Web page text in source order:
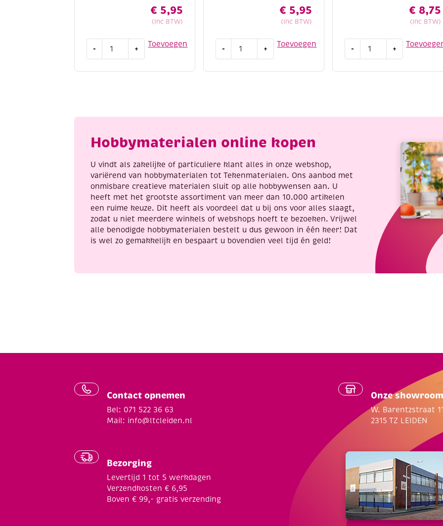
€ 5,95
(Inc BTW)
Toevoegen
- +
€ 5,95
(Inc BTW)
Toevoegen
-
aantal
+
€ 8,75
(Inc BTW)
-
doosjes
+
Hobbymaterialen online kopen
U vindt als zakelijke of particuliere klant alles in onze webshop,
variërend van hobbymaterialen tot Tekenmaterialen. Ons aanbod met
onmisbare creatieve materialen sluit op alle hobbywensen aan. U
heeft met het grootste assortiment van meer dan 10.000 artikelen
een ruime keuze. Dit heeft als voordeel dat u bij ons voor alles slaagt,
zodat u niet meerdere winkels of webshops hoeft te bezoeken. Vrijwel
alle benodigde hobbymaterialen bestelt u dus gewoon in één keer! Dat
is wel zo gemakkelijk en bespaart u bovendien veel tijd én geld!
Contact opnemen
Bel: 071 522 36 63
Mail: info@ltcleiden.nl
Bezorging
Levertijd 1 tot 5 werkdagen
Verzendkosten € 6,95
Boven € 99,- gratis verzending
Onze showroom
W. Barentzstraat
2315 TZ LEIDEN